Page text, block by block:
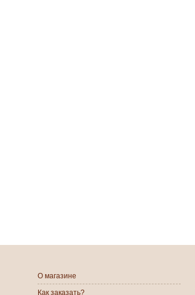
О магазине
Как заказать?